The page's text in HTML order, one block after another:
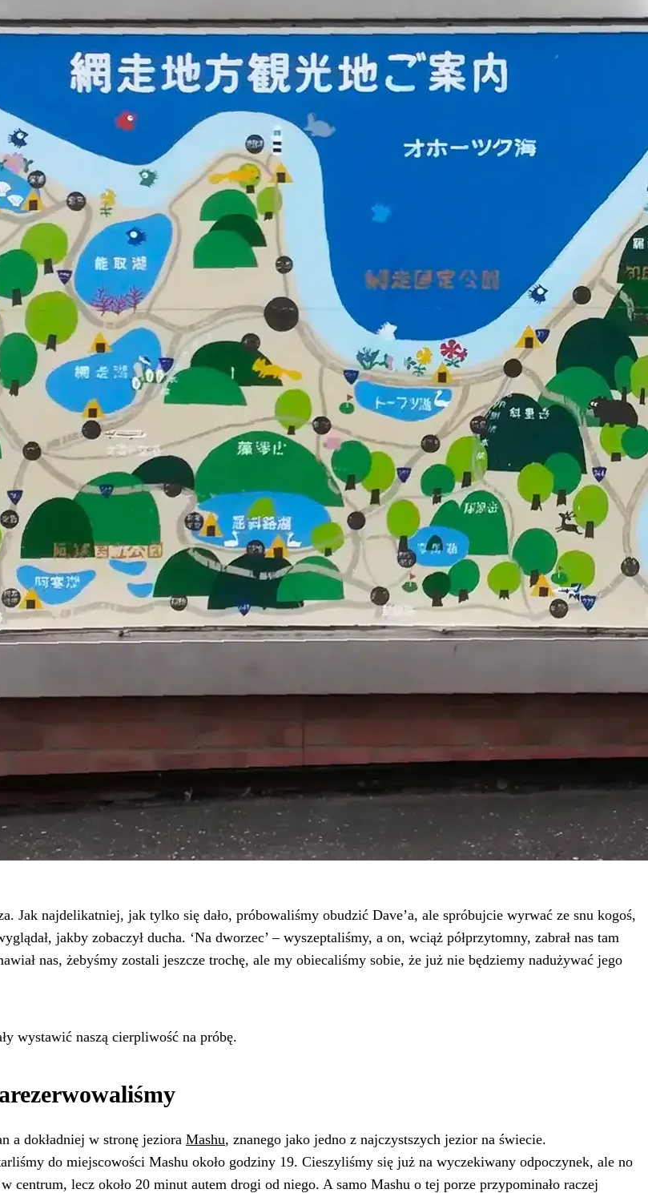
Jak najdelikatniej, jak tylko się dało, próbowaliśmy obudzić Dave’a, ale spróbujcie wyrwać ze snu kogoś,
jakby zobaczył ducha. ‘Na dworzec’ – wyszeptaliśmy, a on, wciąż półprzytomny, zabrał nas tam
nas, żebyśmy zostali jeszcze trochę, ale my obiecaliśmy sobie, że już nie będziemy nadużywać jego
wystawić naszą cierpliwość na próbę.
a dokładniej w stronę jeziora Mashu, znanego jako jedno z najczystszych jezior na świecie.
do miejscowości Mashu około godziny 19. Cieszyliśmy się już na wyczekiwany odpoczynek, ale no
centrum, lecz około 20 minut autem drogi od niego. A samo Mashu o tej porze przypominało raczej